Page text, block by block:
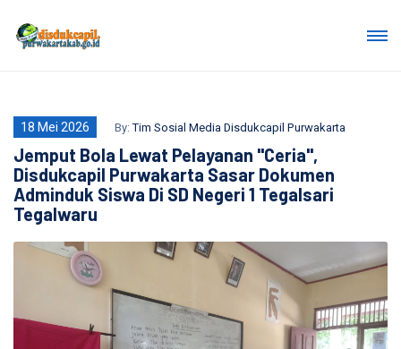
18 Mei 2026 By:Tim Sosial Media Disdukcapil Purwakarta
Jemput Bola Lewat Pelayanan "Ceria",
Disdukcapil Purwakarta Sasar Dokumen
Adminduk Siswa Di SD Negeri 1 Tegalsari
Tegalwaru